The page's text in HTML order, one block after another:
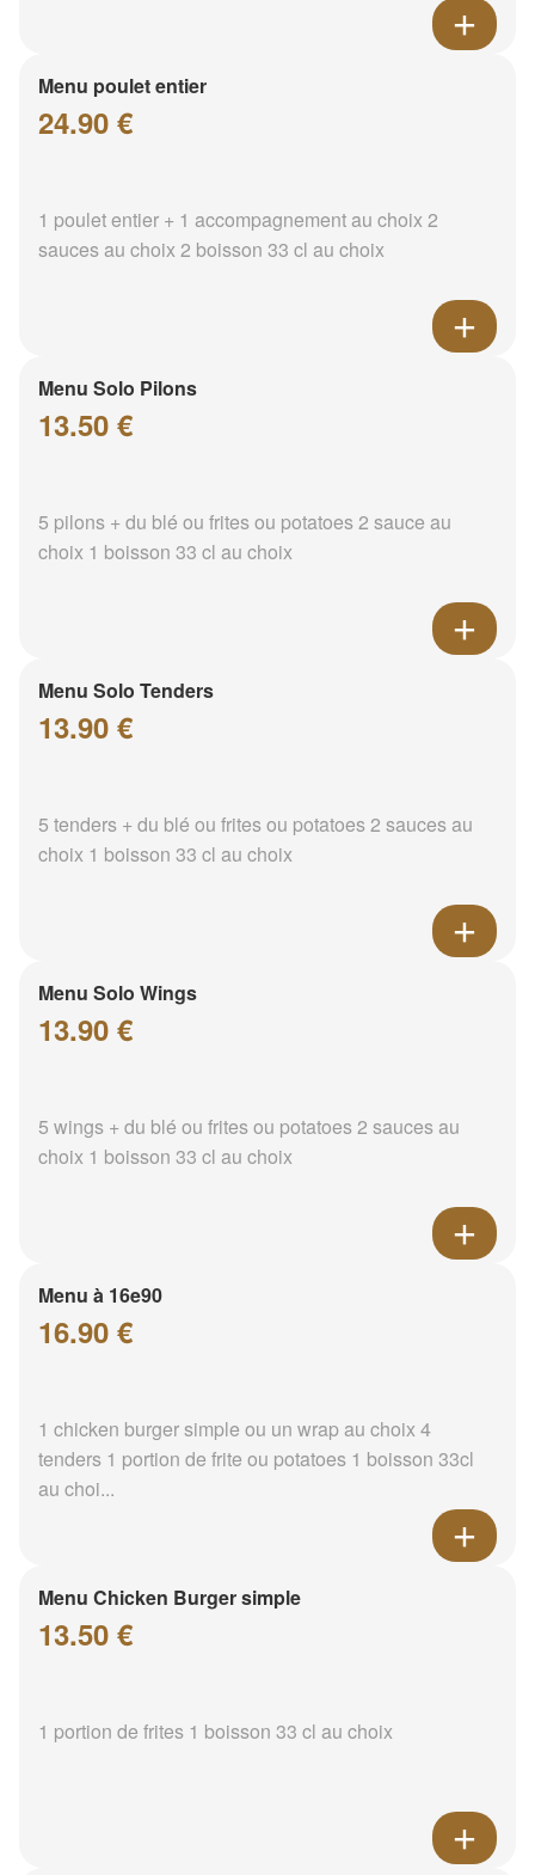
Menu poulet entier
24.90 €
1 poulet entier + 1 accompagnement au choix 2
sauces au choix 2 boisson 33 cl au choix
Menu Solo Pilons
13.50 €
5 pilons + du blé ou frites ou potatoes 2 sauce au
choix 1 boisson 33 cl au choix
Menu Solo Tenders
13.90 €
5 tenders + du blé ou frites ou potatoes 2 sauces au
choix 1 boisson 33 cl au choix
Menu Solo Wings
13.90 €
5 wings + du blé ou frites ou potatoes 2 sauces au
choix 1 boisson 33 cl au choix
Menu à 16e90
16.90 €
1 chicken burger simple ou un wrap au choix 4
tenders 1 portion de frite ou potatoes 1 boisson 33cl
au choi...
Menu Chicken Burger simple
13.50 €
1 portion de frites 1 boisson 33 cl au choix